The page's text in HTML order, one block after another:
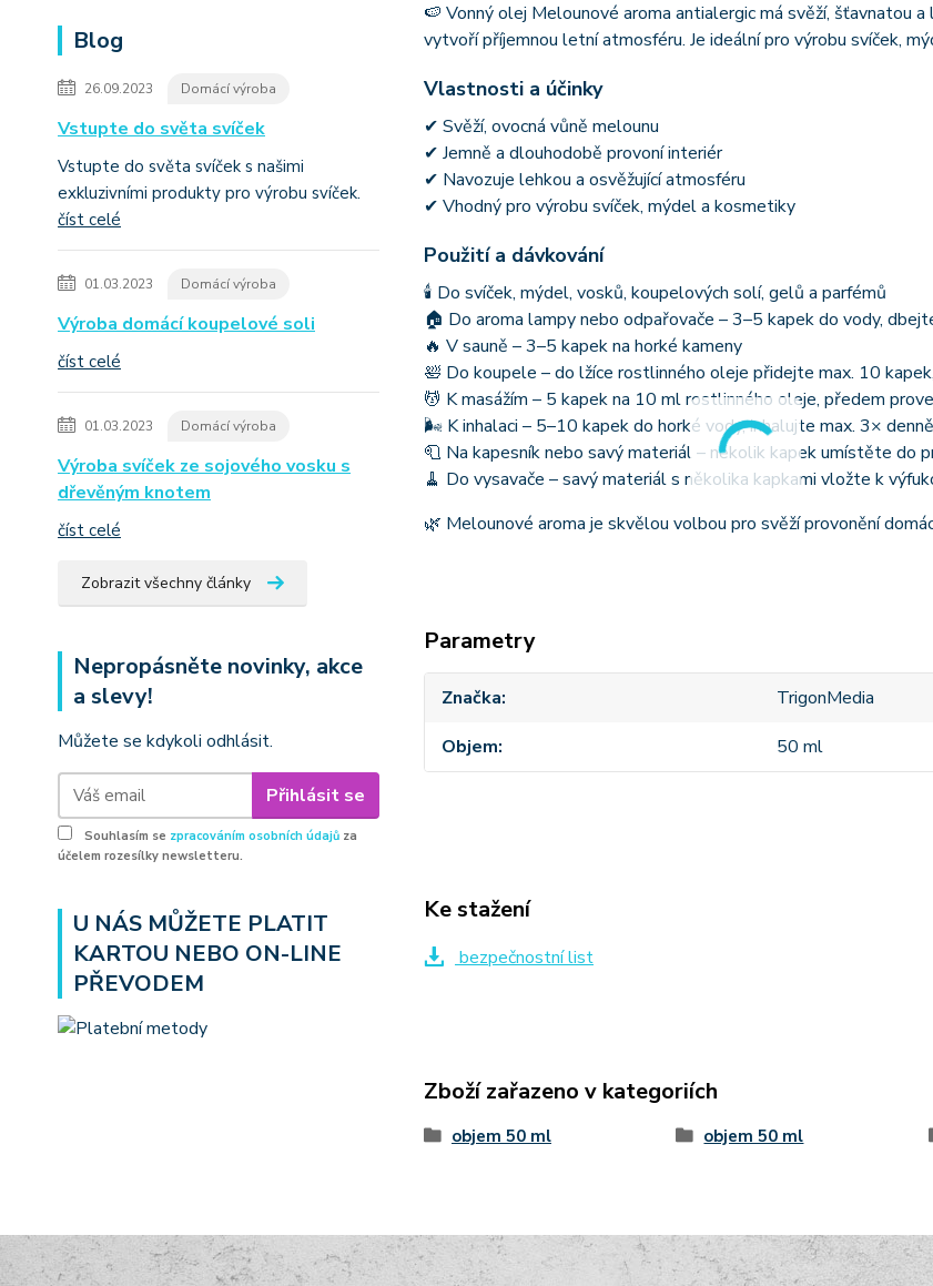
Blog
26.09.2023 Domácí výroba
Vstupte do světa svíček
Vstupte do světa svíček s našimi
exkluzivními produkty pro výrobu svíček.
číst celé
01.03.2023 Domácí výroba
Výroba domácí koupelové soli
číst celé
01.03.2023 Domácí výroba
Výroba svíček ze sojového vosku s
dřevěným knotem
číst celé
Zobrazit všechny články
Nepropásněte novinky, akce
a slevy!
Můžete se kdykoli odhlásit.
Přihlásit se
Souhlasím se zpracováním osobních údajů za
účelem rozesílky newsletteru.
U NÁS MŮŽETE PLATIT
KARTOU NEBO ON-LINE
PŘEVODEM
🍉 Vonný olej Melounové aroma antialergic má svěží, šťavnatou
vytvoří příjemnou letní atmosféru. Je ideální pro výrobu svíček,
Vlastnosti a účinky
✔ Svěží, ovocná vůně melounu
✔ Jemně a dlouhodobě provoní interiér
✔ Navozuje lehkou a osvěžující atmosféru
✔ Vhodný pro výrobu svíček, mýdel a kosmetiky
Použití a dávkování
🕯 Do svíček, mýdel, vosků, koupelových solí, gelů a parfémů
🏠 Do aroma lampy nebo odpařovače – 3–5 kapek do vody,
🔥 V sauně – 3–5 kapek na horké kameny
🛀 Do koupele – do lžíce rostlinného oleje přidejte max. 10
💆 K masážím – 5 kapek na 10 ml rostlinného oleje, předem
🌬 K inhalaci – 5–10 kapek do horké vody, inhalujte max. 3×
🧻 Na kapesník nebo savý materiál – několik kapek umístěte do
🧹 Do vysavače – savý materiál s několika kapkami vložte k
🌿 Melounové aroma je skvělou volbou pro svěží provonění
Parametry
Značka
TrigonMedia
Objem
50 ml
Ke stažení
bezpečnostní list
Zboží zařazeno v kategoriích
objem 50 ml objem 50 ml